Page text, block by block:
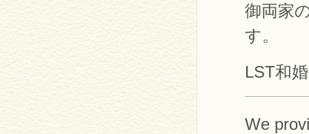
御両家
す。
LST和
We